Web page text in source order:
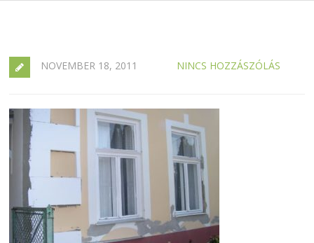
NOVEMBER 18, 2011 NINCS HOZZÁSZÓLÁS